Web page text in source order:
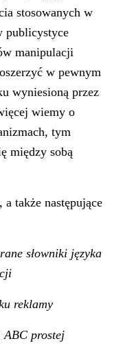
stosowanych w
publicystyce
manipulacji
w pewnym
wyniesioną przez
wiemy o
tym
między sobą
także następujące
słowniki języka
reklamy
ABC prostej